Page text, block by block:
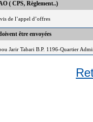
( CPS, Règlement..)
de l’appel d’offres
être envoyées
Jarir Tabari B.P. 1196-Quartier